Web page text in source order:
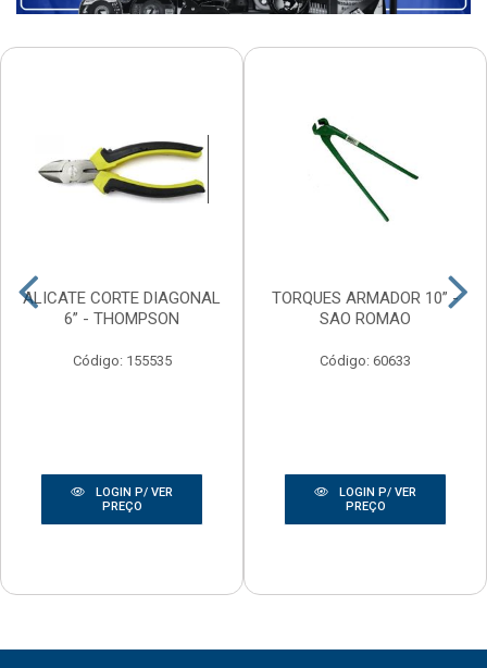
ALICATE CORTE DIAGONAL
6” - THOMPSON
Código: 155535
LOGIN P/ VER
PREÇO
TORQUES ARMADOR 10” -
SAO ROMAO
Código: 60633
LOGIN P/ VER
PREÇO